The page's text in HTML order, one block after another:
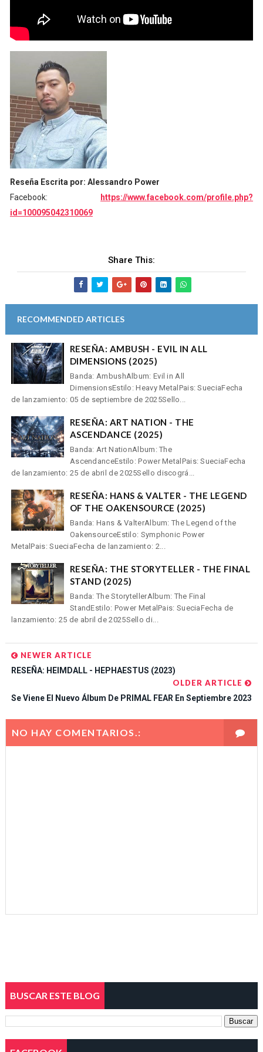
Reseña Escrita por: Alessandro Power
Facebook:
https://www.facebook.com/profile.php?
id=100095042310069
Share This:
RECOMMENDED ARTICLES
RESEÑA: AMBUSH - EVIL IN ALL
DIMENSIONS (2025)
Banda: AmbushAlbum: Evil in All
DimensionsEstilo: Heavy MetalPais: SueciaFecha
de lanzamiento: 05 de septiembre de 2025Sello...
RESEÑA: ART NATION - THE
ASCENDANCE (2025)
Banda: Art NationAlbum: The
AscendanceEstilo: Power MetalPais: SueciaFecha
de lanzamiento: 25 de abril de 2025Sello discográ...
RESEÑA: HANS & VALTER - THE LEGEND
OF THE OAKENSOURCE (2025)
Banda: Hans & ValterAlbum: The Legend of the
OakensourceEstilo: Symphonic Power
MetalPais: SueciaFecha de lanzamiento: 2...
RESEÑA: THE STORYTELLER - THE FINAL
STAND (2025)
Banda: The StorytellerAlbum: The Final
StandEstilo: Power MetalPais: SueciaFecha de
lanzamiento: 25 de abril de 2025Sello di...
NEWER ARTICLE
RESEÑA: HEIMDALL - HEPHAESTUS (2023)
OLDER ARTICLE
Se Viene El Nuevo Álbum De PRIMAL FEAR En Septiembre 2023
NO HAY COMENTARIOS.:
BUSCAR ESTE BLOG